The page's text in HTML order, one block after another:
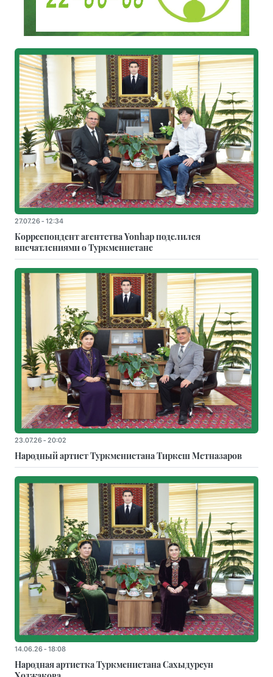
27.07.26 - 12:34
Корреспондент агентства Yonhap поделился
впечатлениями о Туркменистане
23.07.26 - 20:02
Народный артист Туркменистана Тиркеш Мeтназаров
14.06.26 - 18:08
Народная артистка Туркменистана Сахыдурсун